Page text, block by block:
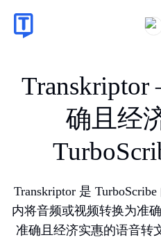
确且经
Transkriptor 是
内将音频或视频转换为准
准确且经济实惠的语音转